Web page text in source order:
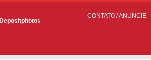
Depositphotos
CONTATO /ANUNCIE